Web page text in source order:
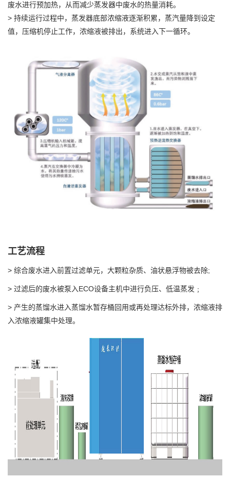
废水进行预加热，从而减少蒸发器中废水的热量消耗。
> 持续运行过程中，蒸发器底部浓缩液逐渐积累，蒸汽量降到设定
值，压缩机停止工作，浓缩液被排出，系统进入下一循环。
工艺流程
> 综合废水进入前置过滤单元，大颗粒杂质、油状悬浮物被去除;
> 过滤后的废水被泵入ECO设备主机中进行负压、低温蒸发﹔
> 产生的蒸馏水进入蒸馏水暂存桶回用或再处理达标外排，浓缩液排
入浓缩液罐集中处理。